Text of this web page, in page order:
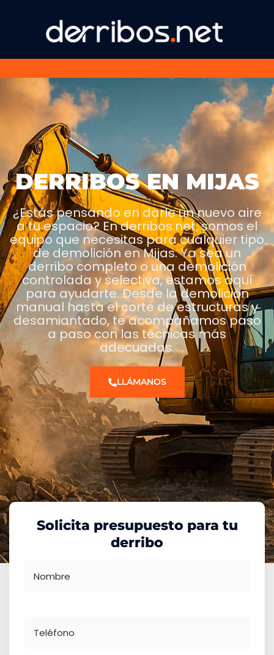
DERRIBOS EN MIJAS
¿Estás pensando en darle un nuevo aire
a tu espacio? En derribos.net, somos el
equipo que necesitas para cualquier tipo
de demolición en Mijas. Ya sea un
derribo completo o una demolición
controlada y selectiva, estamos aquí
para ayudarte. Desde la demolición
manual hasta el corte de estructuras y
desamiantado, te acompañamos paso
a paso con las técnicas más
adecuadas.
LLÁMANOS
Solicita presupuesto para tu
derribo